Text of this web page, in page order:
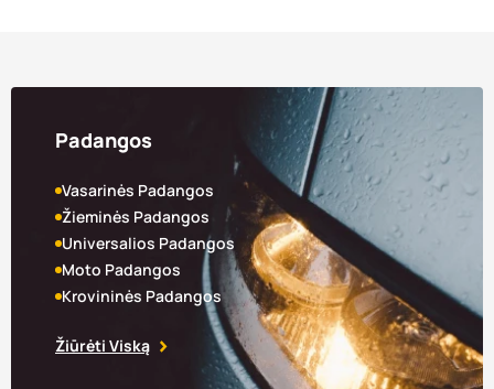
Padangos
Vasarinės Padangos
Žieminės Padangos
Universalios Padangos
Moto Padangos
Krovininės Padangos
Žiūrėti Viską